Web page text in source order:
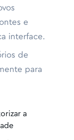
e
interface.
de
para
a